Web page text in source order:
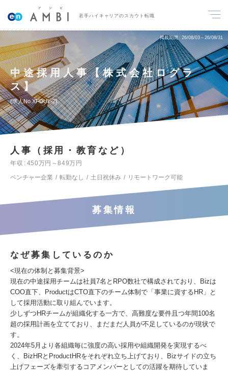
若手ハイキャリアのスカウト転職
掲載期間 26/08/03～26/08/31
中途採用人事【株式会社ログラ
ス】
求人No.XFDUL-2
人事（採用・教育など）
年収
450万円～849万円
ベンチャー企業
転勤なし 土日祝休み リモートワーク可能
募集情報
なぜ募集しているのか
<現在の体制と募集背景>
現在の中途採用チームは社員7名とRPO数社で構成されており、Bizは
COO直下、ProductはCTO直下のチーム体制で「事業に資するHR」と
して採用活動に取り組んでいます。
少しずつHRチームが組織化する一方で、高難度な要件且つ年間100名
超の採用計画を立てており、まだまだ人員が不足しているのが現状で
す。
2024年5月より各組織毎に強度の高い採用や組織開発を実現するべ
く、BizHRとProductHRをそれぞれ立ち上げており、Bizサイドの立ち
上げフェーズを牽引するコアメンバーとしての活躍を期待していま